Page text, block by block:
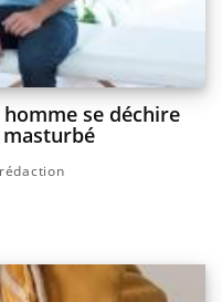
se déchire
masturbé